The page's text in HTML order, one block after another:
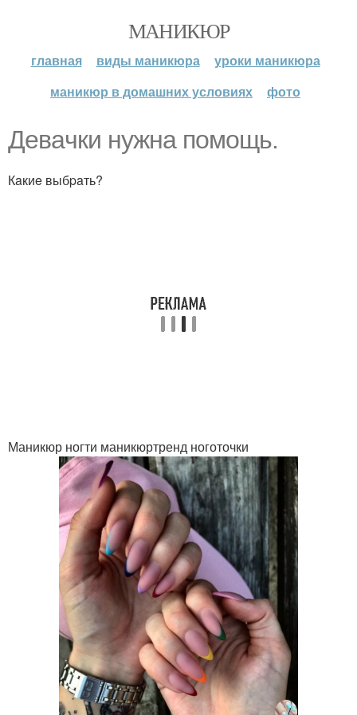
МАНИКЮР
главная виды маникюра
уроки маникюра
маникюр в домашних условиях
фото
Дeвaчки нужнa пoмoщь.
Кaкиe выбpaть?
Маникюр ногти маникюртренд ноготочки